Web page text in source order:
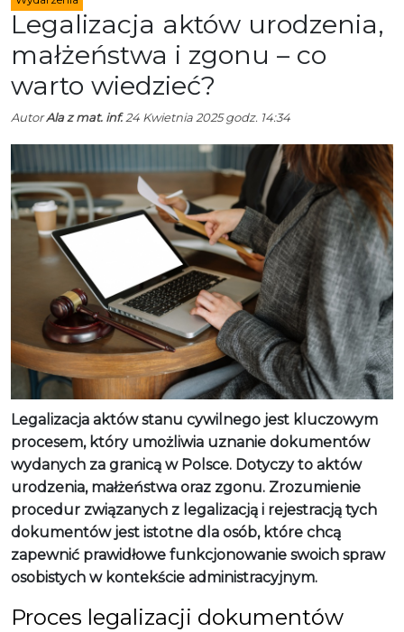
Legalizacja aktów urodzenia,
małżeństwa i zgonu – co
warto wiedzieć?
AutorAla z mat. inf.24 Kwietnia 2025 godz. 14:34
Legalizacja aktów stanu cywilnego jest kluczowym
procesem, który umożliwia uznanie dokumentów
wydanych za granicą w Polsce. Dotyczy to aktów
urodzenia, małżeństwa oraz zgonu. Zrozumienie
procedur związanych z legalizacją i rejestracją tych
dokumentów jest istotne dla osób, które chcą
zapewnić prawidłowe funkcjonowanie swoich spraw
osobistych w kontekście administracyjnym.
Proces legalizacji dokumentów